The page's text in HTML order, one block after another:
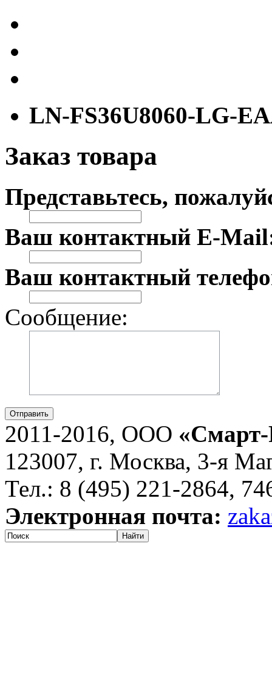
LN-FS36U8060-LG-
Заказ товара
Представьтесь,
Ваш контактный E-
Ваш контактный
Сообщение:
Отправить
2011-2016, ООО
123007, г. Москва, 3-я
Тел.: 8 (495) 221-2864,
Электронная почта:
Найти